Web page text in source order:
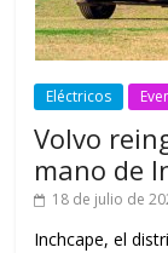
Eléctricos
Volvo
mano de
18 de julio de
Inchcape, el